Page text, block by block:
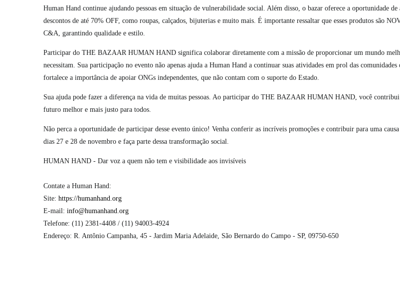
Human Hand continue ajudando pessoas em situação de vulnerabilidade social. Além disso, o bazar oferece a oportunidade
descontos de até 70% OFF, como roupas, calçados, bijuterias e muito mais. É importante ressaltar que esses produtos são
C&A, garantindo qualidade e estilo.
Participar do THE BAZAAR HUMAN HAND significa colaborar diretamente com a missão de proporcionar um mundo
necessitam. Sua participação no evento não apenas ajuda a Human Hand a continuar suas atividades em prol das comunidades
fortalece a importância de apoiar ONGs independentes, que não contam com o suporte do Estado.
Sua ajuda pode fazer a diferença na vida de muitas pessoas. Ao participar do THE BAZAAR HUMAN HAND, você contribui
futuro melhor e mais justo para todos.
Não perca a oportunidade de participar desse evento único! Venha conferir as incríveis promoções e contribuir para uma causa
dias 27 e 28 de novembro e faça parte dessa transformação social.
HUMAN HAND - Dar voz a quem não tem e visibilidade aos invisíveis
Contate a Human Hand:
Site: https://humanhand.org
E-mail: info@humanhand.org
Telefone: (11) 2381-4408 / (11) 94003-4924
Endereço: R. Antônio Campanha, 45 - Jardim Maria Adelaide, São Bernardo do Campo - SP, 09750-650